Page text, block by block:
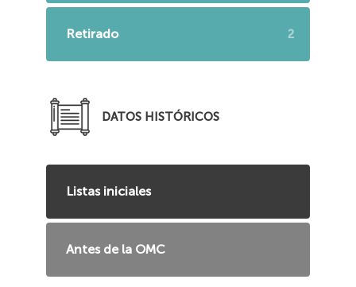
Retirado 2
DATOS HISTÓRICOS
Listas iniciales
Antes de la OMC